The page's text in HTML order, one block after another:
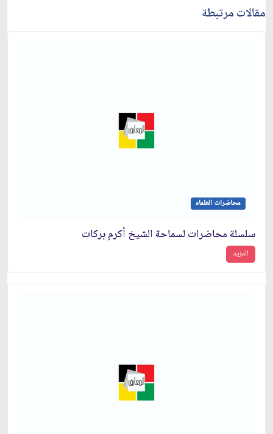
مقالات مرتبطة
محاضرات العلماء
سلسلة محاضرات لسماحة الشيخ أكرم بركات
المزيد